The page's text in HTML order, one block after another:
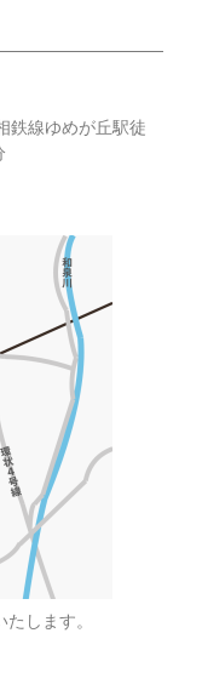
鉄線ゆめが丘駅徒
します。